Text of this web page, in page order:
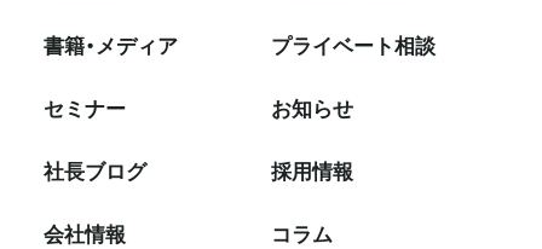
書籍・メディア
セミナー
社⻑ブログ
会社情報
プライベート相談
お知らせ
採⽤情報
コラム